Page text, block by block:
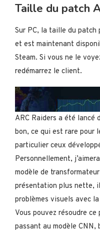
Taille du patch
Sur PC, la taille du patch
et est maintenant
Steam. Si vous ne le
redémarrez le client.
ARC Raiders a été lancé
bon, ce qui est rare pour
particulier ceux
Personnellement,
modèle de
présentation plus nette,
problèmes visuels avec
Vous pouvez résoudre
passant au modèle CNN,